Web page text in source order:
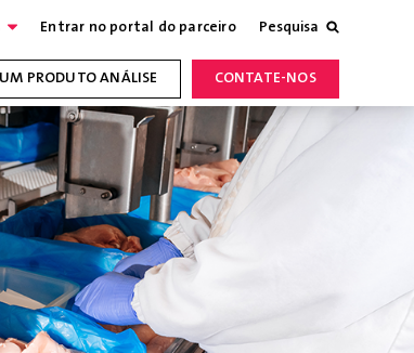
Entrar no portal do parceiro Pesquisa
UM PRODUTO ANÁLISE CONTATE-NOS